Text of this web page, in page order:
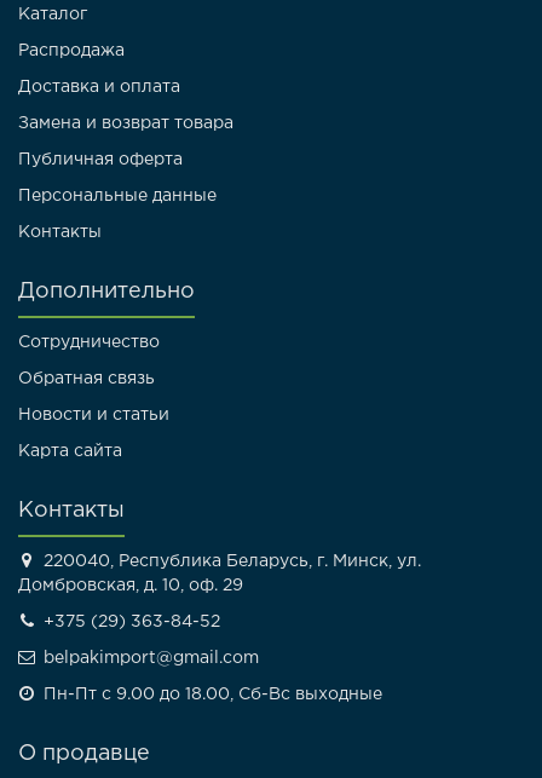
Каталог
Распродажа
Доставка и оплата
Замена и возврат товара
Публичная оферта
Персональные данные
Контакты
Дополнительно
Сотрудничество
Обратная связь
Новости и статьи
Карта сайта
Контакты
220040, Республика Беларусь, г. Минск, ул.
Домбровская, д. 10, оф. 29
+375 (29) 363-84-52
belpakimport@gmail.com
Пн-Пт с 9.00 до 18.00, Сб-Вс выходные
О продавце